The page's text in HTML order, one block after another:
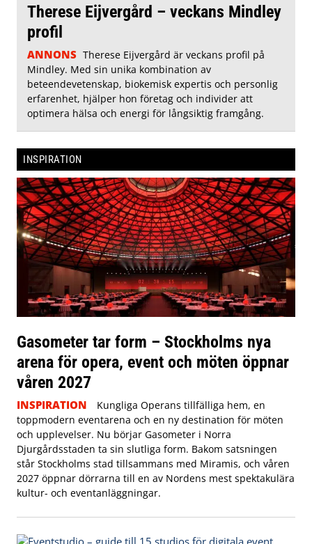
Therese Eijvergård – veckans Mindley
profil
ANNONS Therese Eijvergård är veckans profil på
Mindley. Med sin unika kombination av
beteendevetenskap, biokemisk expertis och personlig
erfarenhet, hjälper hon företag och individer att
optimera hälsa och energi för långsiktig framgång.
INSPIRATION
Gasometer tar form – Stockholms nya
arena för opera, event och möten öppnar
våren 2027
INSPIRATION
Kungliga Operans tillfälliga hem, en
toppmodern eventarena och en ny destination för möten
och upplevelser. Nu börjar Gasometer i Norra
Djurgårdsstaden ta sin slutliga form. Bakom satsningen
står Stockholms stad tillsammans med Miramis, och våren
2027 öppnar dörrarna till en av Nordens mest spektakulära
kultur- och eventanläggningar.